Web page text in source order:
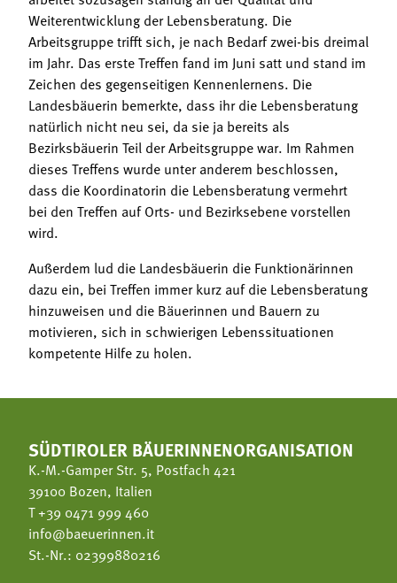
Weiterentwicklung der Lebensberatung. Die
Arbeitsgruppe trifft sich, je nach Bedarf zwei-bis dreimal
im Jahr. Das erste Treffen fand im Juni satt und stand im
Zeichen des gegenseitigen Kennenlernens. Die
Landesbäuerin bemerkte, dass ihr die Lebensberatung
natürlich nicht neu sei, da sie ja bereits als
Bezirksbäuerin Teil der Arbeitsgruppe war. Im Rahmen
dieses Treffens wurde unter anderem beschlossen,
dass die Koordinatorin die Lebensberatung vermehrt
bei den Treffen auf Orts- und Bezirksebene vorstellen
wird.
Außerdem lud die Landesbäuerin die Funktionärinnen
dazu ein, bei Treffen immer kurz auf die Lebensberatung
hinzuweisen und die Bäuerinnen und Bauern zu
motivieren, sich in schwierigen Lebenssituationen
kompetente Hilfe zu holen.
SÜDTIROLER BÄUERINNENORGANISATION
K.-M.-Gamper Str. 5, Postfach 421
39100 Bozen, Italien
T+39 0471 999 460
info@baeuerinnen.it
St.-Nr.: 02399880216